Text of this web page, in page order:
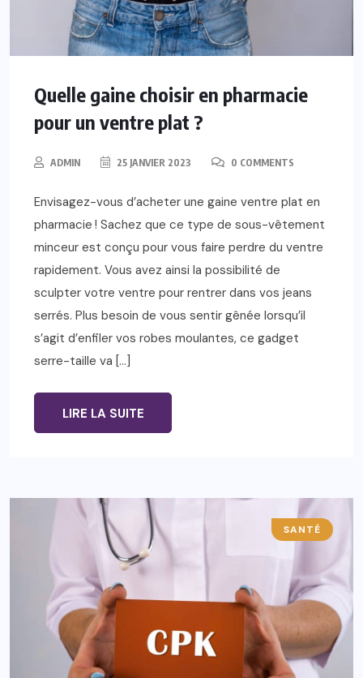
Quelle gaine choisir en pharmacie
pour un ventre plat ?
ADMIN 25 JANVIER 2023 0 COMMENTS
Envisagez-vous d’acheter une gaine ventre plat en
pharmacie ! Sachez que ce type de sous-vêtement
minceur est conçu pour vous faire perdre du ventre
rapidement. Vous avez ainsi la possibilité de
sculpter votre ventre pour rentrer dans vos jeans
serrés. Plus besoin de vous sentir gênée lorsqu’il
s’agit d’enfiler vos robes moulantes, ce gadget
serre-taille va […]
LIRE LA SUITE
SANTÉ